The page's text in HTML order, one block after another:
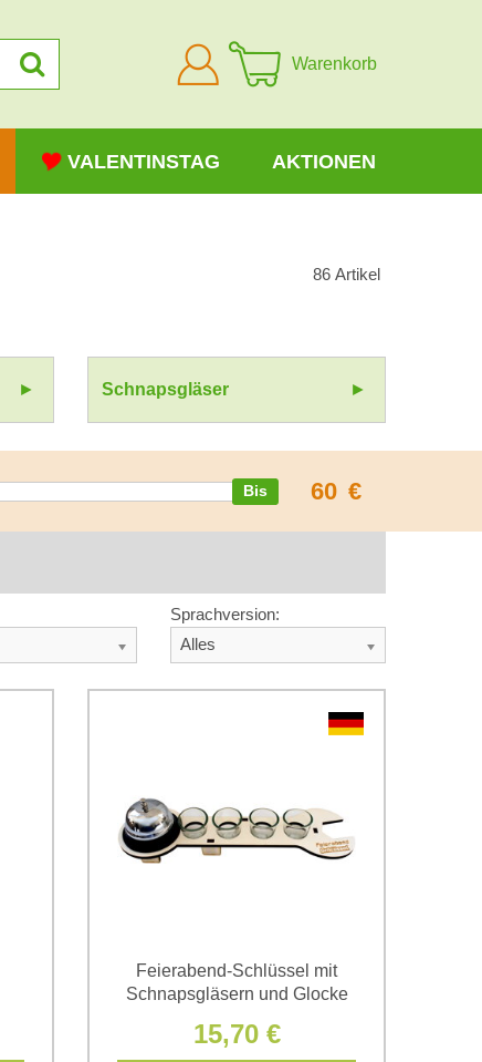
Anmelden
Warenkorb
VALENTINSTAG AKTIONEN
86 Artikel
Schnapsgläser
60 €
Sprachversion:
Alles
Feierabend-Schlüssel mit
Schnapsgläsern und Glocke
15,70 €